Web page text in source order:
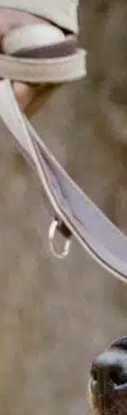
Ordnung ist.
zu verstehen,
und das Glück
Probleme mit…
Find out more
Analbereich
Bedenken
identifizieren
Hund
Unbehagen